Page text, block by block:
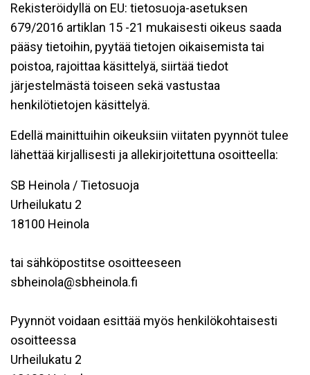
Rekisteröidyllä on EU: tietosuoja-asetuksen
679/2016 artiklan 15 -21 mukaisesti oikeus saada
pääsy tietoihin, pyytää tietojen oikaisemista tai
poistoa, rajoittaa käsittelyä, siirtää tiedot
järjestelmästä toiseen sekä vastustaa
henkilötietojen käsittelyä.
Edellä mainittuihin oikeuksiin viitaten pyynnöt tulee
lähettää kirjallisesti ja allekirjoitettuna osoitteella:
SB Heinola / Tietosuoja
Urheilukatu 2
18100 Heinola
tai sähköpostitse osoitteeseen
sbheinola@sbheinola.fi
Pyynnöt voidaan esittää myös henkilökohtaisesti
osoitteessa
Urheilukatu 2